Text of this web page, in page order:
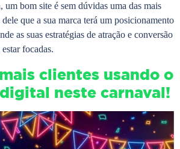
um bom site é sem dúvidas uma das mais
que a sua marca terá um posicionamento
as suas estratégias de atração e conversão
focadas.
clientes usando o
neste carnaval!